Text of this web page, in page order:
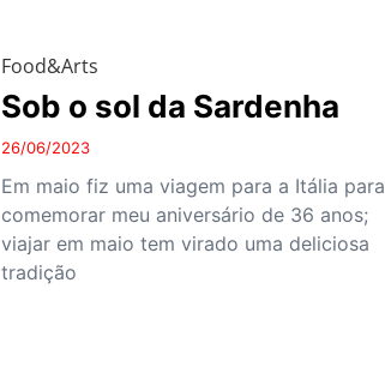
Food&Arts
Sob o sol da Sardenha
26/06/2023
Em maio fiz uma viagem para a Itália para
comemorar meu aniversário de 36 anos;
viajar em maio tem virado uma deliciosa
tradição